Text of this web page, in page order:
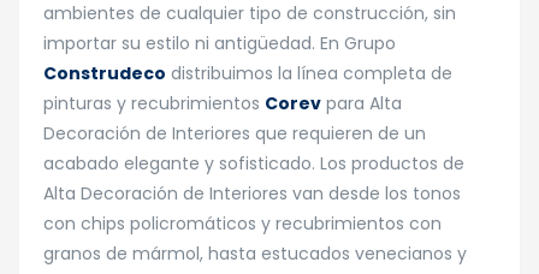
ambientes de cualquier tipo de construcción, sin
importar su estilo ni antigüedad. En Grupo
Construdeco distribuimos la línea completa de
pinturas y recubrimientos Corev para Alta
Decoración de Interiores que requieren de un
acabado elegante y sofisticado. Los productos de
Alta Decoración de Interiores van desde los tonos
con chips policromáticos y recubrimientos con
granos de mármol, hasta estucados venecianos y